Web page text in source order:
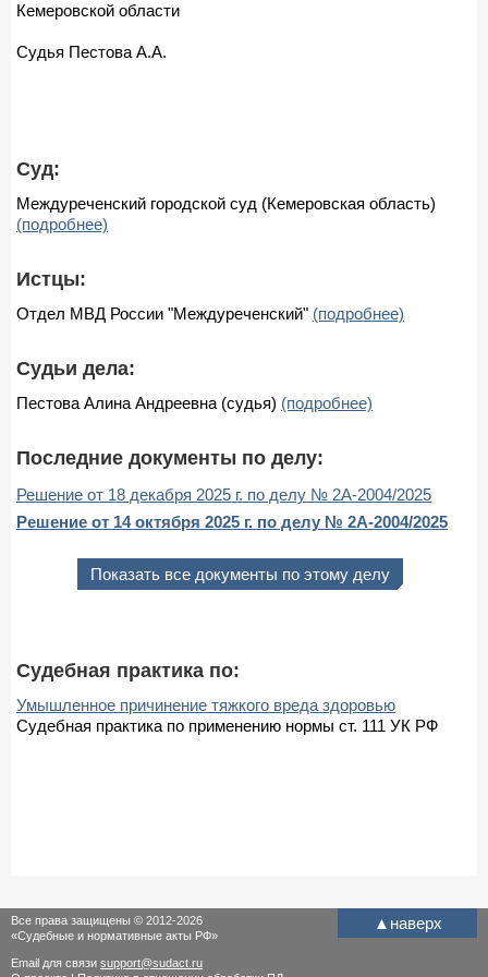
Кемеровской области
Судья Пестова А.А.
Суд:
Междуреченский городской суд (Кемеровская область)
(подробнее)
Истцы:
Отдел МВД России "Междуреченский" (подробнее)
Судьи дела:
Пестова Алина Андреевна (судья) (подробнее)
Последние документы по делу:
Решение от 18 декабря 2025 г. по делу № 2А-2004/2025
Решение от 14 октября 2025 г. по делу № 2А-2004/2025
Показать все документы по этому делу
Судебная практика по:
Умышленное причинение тяжкого вреда здоровью
Судебная практика по применению нормы ст. 111 УК РФ
▲ наверх
Все права защищены © 2012-2026
«Судебные и нормативные акты РФ»
Email для связи support@sudact.ru